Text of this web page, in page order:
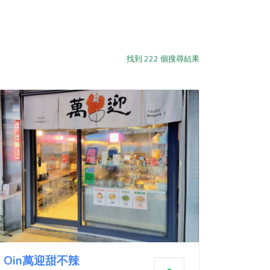
找到 222 個搜尋結果
Oin萬迎甜不辣